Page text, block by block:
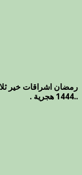
رمضان اشراقات خير
..1444 هجرية .